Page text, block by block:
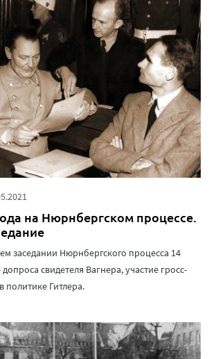
на Нюрнбергском процессе.
заседании Нюрнбергского процесса 14
свидетеля Вагнера, участие гросс-
политике Гитлера.